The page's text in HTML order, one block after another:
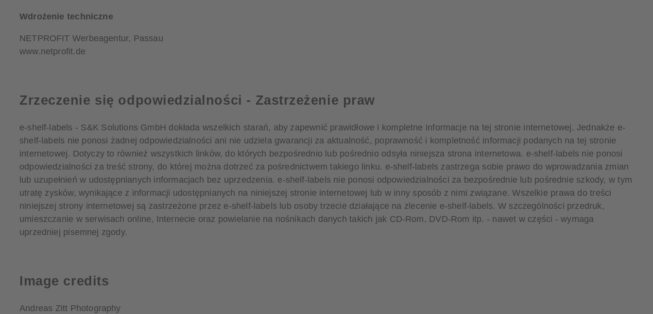
Wdrożenie techniczne
NETPROFIT Werbeagentur, Passau
www.netprofit.de
Zrzeczenie się odpowiedzialności - Zastrzeżenie praw
e-shelf-labels - S&K Solutions GmbH dokłada wszelkich starań, aby zapewnić prawidłowe i kompletne informacje na tej stronie internetowej. Jednakże e-
shelf-labels nie ponosi żadnej odpowiedzialności ani nie udziela gwarancji za aktualność, poprawność i kompletność informacji podanych na tej stronie
internetowej. Dotyczy to również wszystkich linków, do których bezpośrednio lub pośrednio odsyła niniejsza strona internetowa. e-shelf-labels nie ponosi
odpowiedzialności za treść strony, do której można dotrzeć za pośrednictwem takiego linku. e-shelf-labels zastrzega sobie prawo do wprowadzania zmian
lub uzupełnień w udostępnianych informacjach bez uprzedzenia. e-shelf-labels nie ponosi odpowiedzialności za bezpośrednie lub pośrednie szkody, w tym
utratę zysków, wynikające z informacji udostępnianych na niniejszej stronie internetowej lub w inny sposób z nimi związane. Wszelkie prawa do treści
niniejszej strony internetowej są zastrzeżone przez e-shelf-labels lub osoby trzecie działające na zlecenie e-shelf-labels. W szczególności przedruk,
umieszczanie w serwisach online, Internecie oraz powielanie na nośnikach danych takich jak CD-Rom, DVD-Rom itp. - nawet w części - wymaga
uprzedniej pisemnej zgody.
Image credits
Andreas Zitt Photography